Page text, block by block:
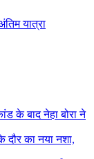
यात्रा
के बाद नेहा बोरा ने
का नया नशा,